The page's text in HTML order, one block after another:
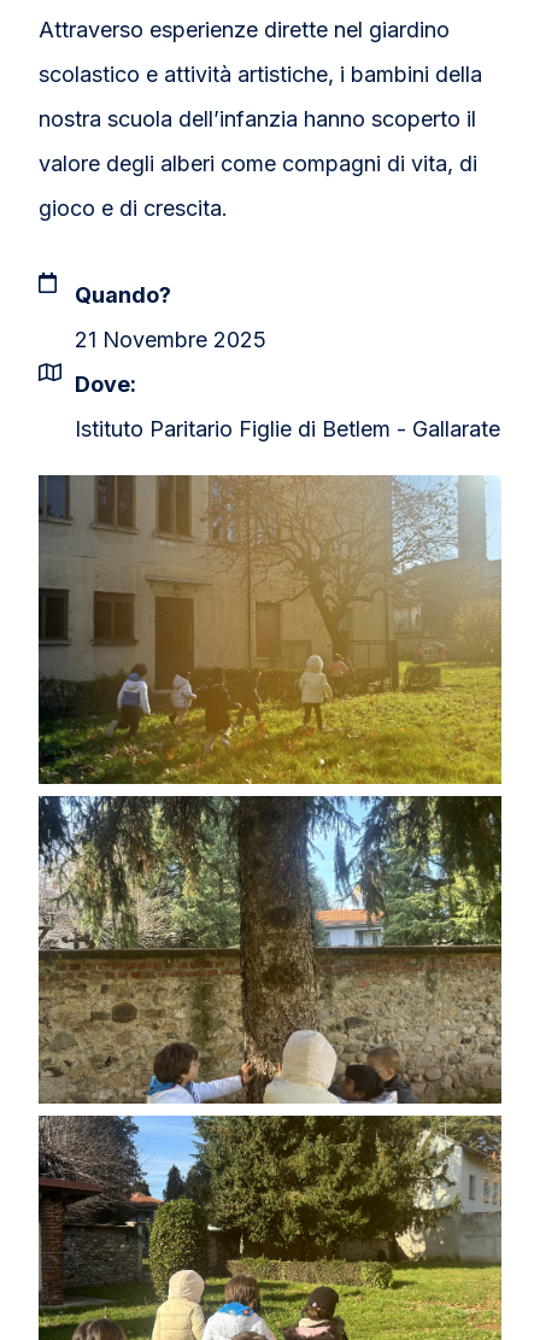
Attraverso esperienze dirette nel giardino
scolastico e attività artistiche, i bambini della
nostra scuola dell’infanzia hanno scoperto il
valore degli alberi come compagni di vita, di
gioco e di crescita.
Quando?
21 Novembre 2025
Dove:
Istituto Paritario Figlie di Betlem - Gallarate